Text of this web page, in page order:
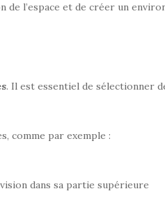
l’espace et de créer un
. Il est essentiel de sélectionner
comme par exemple :
dans sa partie supérieure